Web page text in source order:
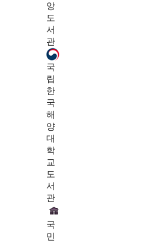
앙
도
서
관
국
립
한
국
해
양
대
학
교
도
서
관
국
민